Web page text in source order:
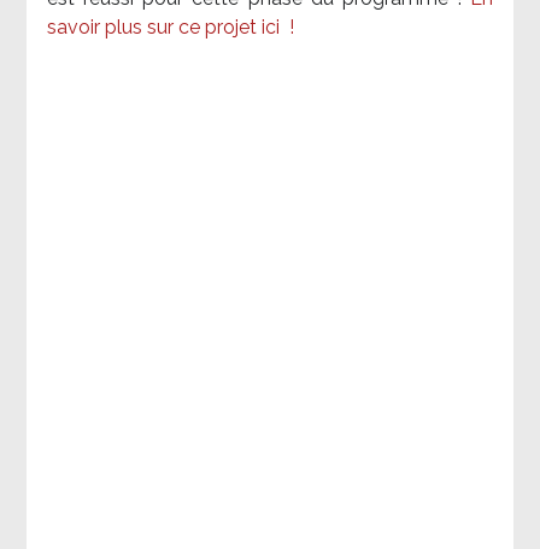
savoir plus sur ce projet ici !